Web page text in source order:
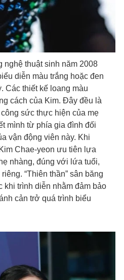
nghệ thuật sinh năm 2008
diễn màu trắng hoặc đen
Các thiết kế loang màu
cách của Kim. Đây đều là
sức thực hiện của mẹ
mình từ phía gia đình đối
vận động viên này. Khi
Chae-yeon ưu tiên lựa
nhàng, đúng với lứa tuổi,
“Thiên thần” sân băng
khi trình diễn nhằm đảm bảo
cản trở quá trình biểu